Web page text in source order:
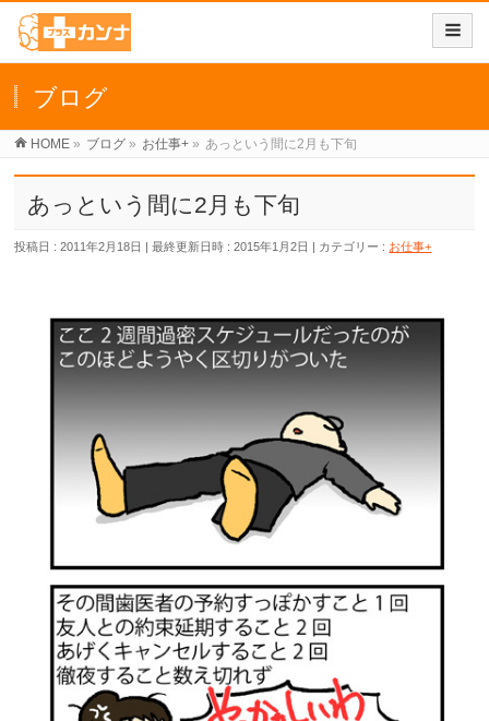
ブログ
HOME » ブログ » お仕事+ » あっという間に2月も下旬
あっという間に2月も下旬
投稿日 : 2011年2月18日 最終更新日時 : 2015年1月2日 カテゴリー : お仕事+